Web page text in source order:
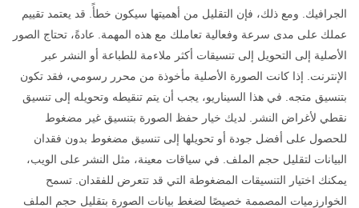
الجرافيك. ومع ذلك، فإن التقليل من أهميتها سيكون خطأً. قد يعتمد تقييم
عملك على مدى سرعة وفعالية تعاملك مع هذه المهمة. عادةً، تحتاج الصور
الأصلية إلى التحويل إلى تنسيقات أكثر ملاءمة للطباعة أو النشر عبر
الإنترنت. إذا كانت الصورة الأصلية مأخوذة من محرر رسومي، فقد تكون
بتنسيق متجه. في هذا السيناريو، يجب أن يتم تنقيطه وتحويله إلى تنسيق
نقطي لأغراض النشر. لديك خيار حفظ الصورة بتنسيق غير مضغوط
للحصول على أفضل جودة أو تحويلها إلى تنسيق مضغوط بدون فقدان
البيانات لتقليل حجم الملف. في سياقات معينة، مثل النشر على الويب،
يمكنك اختيار التنسيقات المضغوطة التي قد تتعرض للفقدان. تسمح
الخوارزميات المصممة خصيصًا لضغط بيانات الصورة بتقليل حجم الملف